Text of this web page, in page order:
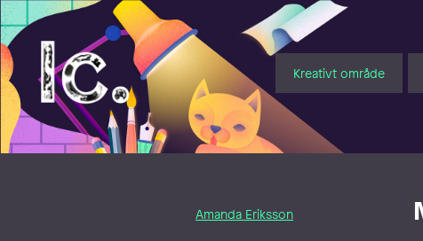
Illustratörcentrum
Kreativt område
Amanda Eriksson